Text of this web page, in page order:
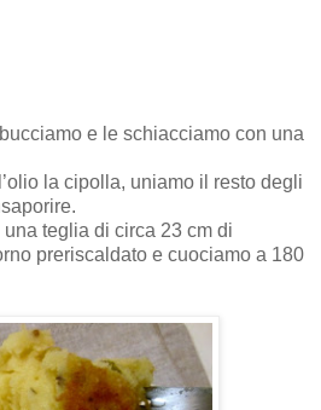
e le schiacciamo con una
la cipolla, uniamo il resto degli
teglia di circa 23 cm di
preriscaldato e cuociamo a 180